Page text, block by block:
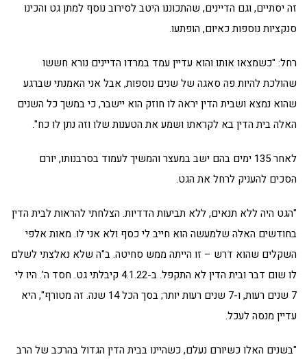
זה יסתיים, וגם הדיינים, שהתכוננו היטב לסירוב נוסף למתן גט והכינו
סנקציות נוספות כאיום, הופתעו.
רחל: "כשמצאו אותו והוא עדיין עמד במרדו הדיינים נורא חששו
שהולכת להיות פה סאגה של שנים נוספות, אבל אני האמנתי שברגע
שהוא נמצא ושבית הדין יראה לו חוזק הוא יישבר, כי במשך כל השנים
האלה בית הדין בא לקראתו ושמע את הטענות שלו וזה נתן לו כח".
לאחר 135 ימים בהם ישב במעצר והמשיך לעמוד בסרבנותו, יורם
הסכים להעניק לרחל את הגט.
"הגט היה ללא תנאים, ללא תביעות הדדיות. הצלחתי להראות לבית הדין
בחודשים האלה שלמעשה הוא חייב לי כסף ולא אני לו. מאות אלפי
השקלים שהוא דרש – זו הייתה ממש סחיטה. ב"ה שלא נאלצתי לשלם
לו שום דבר ובית הדין לא התקפל. ב-4.1.22 קיבלתי גט. חסד ה'. היו לי
7 שנים רעות, ו-7 שנים רעות יותר; בסך הכל 14 שנה. זה מטורף", היא
עדיין מנסה לעכל.
"בשנים האלו כשיורם נעלם, כשהיינו בבית הדין הגדול בהרכב של הרב